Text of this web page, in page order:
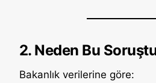
2. Neden Bu
Bakanlık verilerine göre: